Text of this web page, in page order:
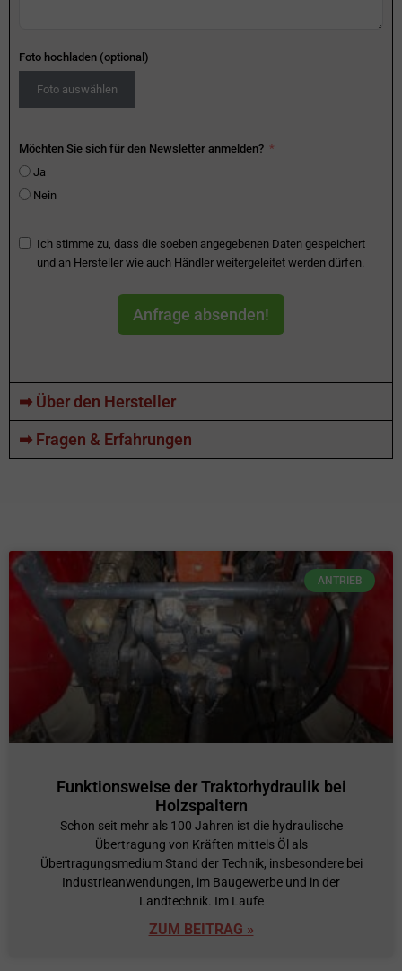
Foto hochladen (optional)
Foto auswählen
Möchten Sie sich für den Newsletter anmelden?
Ja
Nein
Ich stimme zu, dass die soeben angegebenen Daten gespeichert
und an Hersteller wie auch Händler weitergeleitet werden dürfen.
Anfrage absenden!
➡ Über den Hersteller
➡ Fragen & Erfahrungen
ANTRIEB
Funktionsweise der Traktorhydraulik bei
Holzspaltern
Schon seit mehr als 100 Jahren ist die hydraulische
Übertragung von Kräften mittels Öl als
Übertragungsmedium Stand der Technik, insbesondere bei
Industrieanwendungen, im Baugewerbe und in der
Landtechnik. Im Laufe
ZUM BEITRAG »